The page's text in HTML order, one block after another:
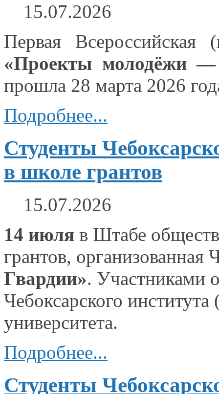
15.07.2026
Первая Всероссийская
«Проекты молодёжи
прошла 28 марта 2026
Подробнее...
Студенты
в школе грантов
15.07.2026
14 июля в Штабе
грантов,
Гвардии». Участниками
Чебоксарского
университета.
Подробнее...
Студенты